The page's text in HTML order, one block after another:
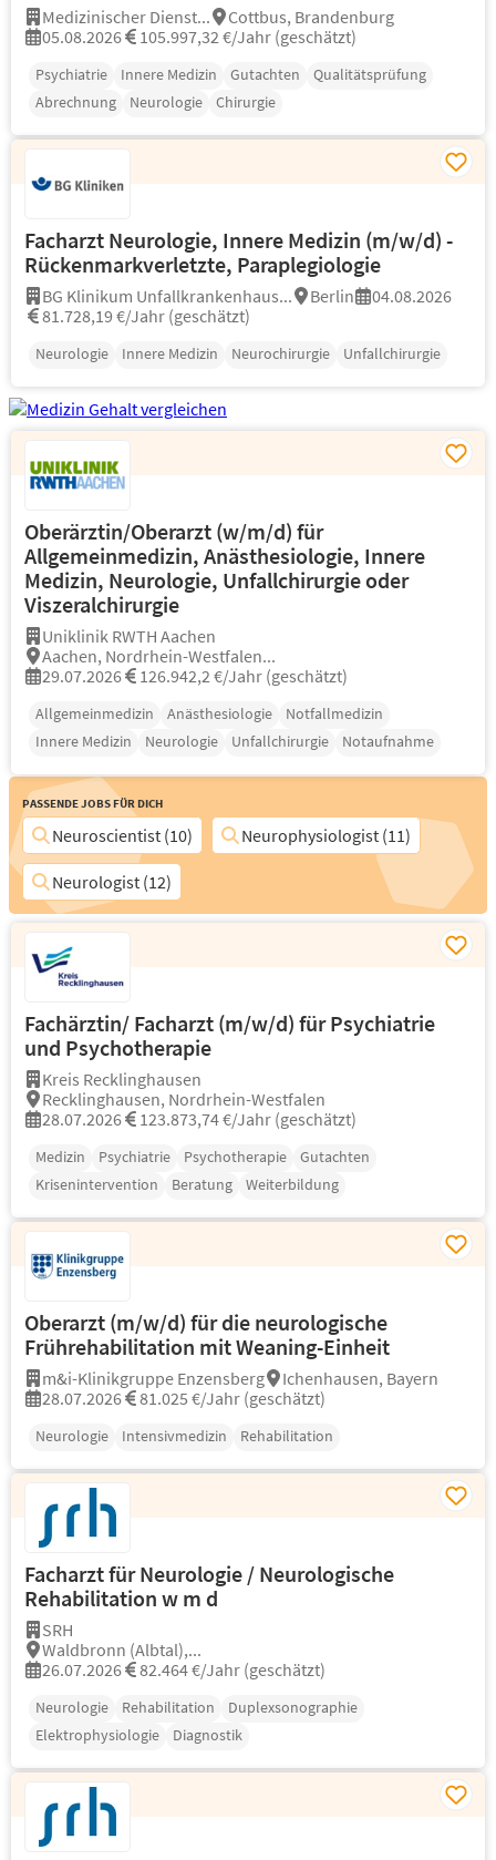
Medizinischer Dienst...
Cottbus, Brandenburg
05.08.2026
105.997,32 €/Jahr (geschätzt)
Psychiatrie Innere Medizin Gutachten
Qualitätsprüfung
Abrechnung
Neurologie Chirurgie
Facharzt Neurologie, Innere Medizin (m/w/d) -
Rückenmarkverletzte, Paraplegiologie
BG Klinikum Unfallkrankenhaus... Berlin
04.08.2026
81.728,19 €/Jahr (geschätzt)
Neurologie Innere Medizin Neurochirurgie Unfallchirurgie
Oberärztin/Oberarzt (w/m/d) für
Allgemeinmedizin, Anästhesiologie, Innere
Medizin, Neurologie, Unfallchirurgie oder
Viszeralchirurgie
Uniklinik RWTH Aachen
Aachen, Nordrhein-Westfalen...
29.07.2026
126.942,2 €/Jahr (geschätzt)
Allgemeinmedizin Anästhesiologie
Notfallmedizin
Innere Medizin
Neurologie Unfallchirurgie Notaufnahme
Passende Jobs für Dich
Neuroscientist (10)
Neurophysiologist (11)
Neurologist (12)
Fachärztin/ Facharzt (m/w/d) für Psychiatrie
und Psychotherapie
Kreis Recklinghausen
Recklinghausen, Nordrhein-Westfalen
28.07.2026
123.873,74 €/Jahr (geschätzt)
Medizin Psychiatrie Psychotherapie
Gutachten
Krisenintervention
Beratung Weiterbildung
Oberarzt (m/w/d) für die neurologische
Frührehabilitation mit Weaning-Einheit
m&i-Klinikgruppe Enzensberg
Ichenhausen, Bayern
28.07.2026
81.025 €/Jahr (geschätzt)
Neurologie Intensivmedizin Rehabilitation
Facharzt für Neurologie / Neurologische
Rehabilitation w m d
SRH
Waldbronn (Albtal),...
26.07.2026
82.464 €/Jahr (geschätzt)
Neurologie Rehabilitation
Duplexsonographie
Elektrophysiologie
Diagnostik